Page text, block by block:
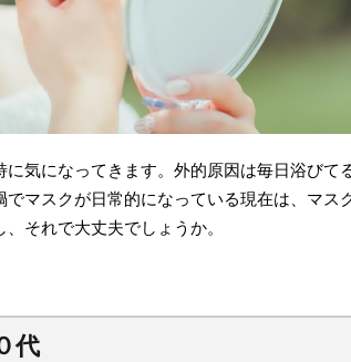
気になってきます。外的原因は毎日浴びて
マスクが日常的になっている現在は、マス
それで大丈夫でしょうか。
代